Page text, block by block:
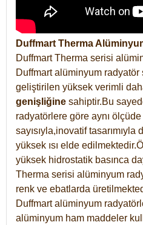
Duffmart Therma
Duffmart Therma serisi
Duffmart alüminyum
geliştirilen yüksek verimli
genişliğine sahiptir.Bu
radyatörlere göre aynı
sayısıyla,inovatif
yüksek ısı elde
yüksek hidrostatik basınca
Therma serisi alüminyum
renk ve ebatlarda
Duffmart alüminyum
alüminyum ham maddeler